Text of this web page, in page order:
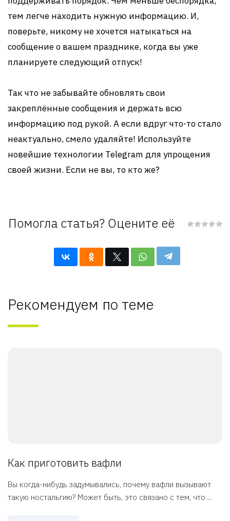
тем легче находить нужную информацию. И,
поверьте, никому не хочется натыкаться на
сообщение о вашем празднике, когда вы уже
планируете следующий отпуск!
Так что не забывайте обновлять свои
закреплённые сообщения и держать всю
информацию под рукой. А если вдруг что-то стало
неактуально, смело удаляйте! Используйте
новейшие технологии Telegram для упрощения
своей жизни. Если не вы, то кто же?
Помогла статья? Оцените её
Рекомендуем по теме
Как приготовить вафли
Вы когда-нибудь задумывались, почему вафли вызывают
такую ностальгию? Может быть, это связано с тем, что ...